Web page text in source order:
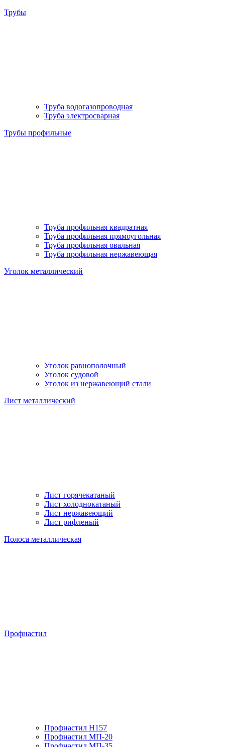
Трубы
Труба водогазопроводная
Труба электросварная
Трубы профильные
Труба профильная квадратная
Труба профильная прямоугольная
Труба профильная овальная
Труба профильная нержавеющая
Уголок металлический
Уголок равнополочный
Уголок судовой
Уголок из нержавеющий стали
Лист металлический
Лист горячекатаный
Лист холоднокатаный
Лист нержавеющий
Лист рифленый
Полоса металлическая
Профнастил
Профнастил H157
Профнастил МП-20